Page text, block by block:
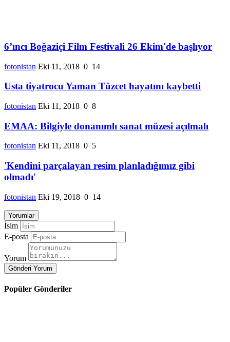
6’ıncı Boğaziçi Film Festivali 26 Ekim'de başlıyor
fotonistan Eki 11, 2018 0 14
Usta tiyatrocu Yaman Tüzcet hayatını kaybetti
fotonistan Eki 11, 2018 0 8
EMAA: Bilgiyle donanımlı sanat müzesi açılmalı
fotonistan Eki 11, 2018 0 5
'Kendini parçalayan resim planladığımız gibi
olmadı'
fotonistan Eki 19, 2018 0 14
Yorumlar
İsim
E-posta
Yorum
Gönderi Yorum
Popüler Gönderiler